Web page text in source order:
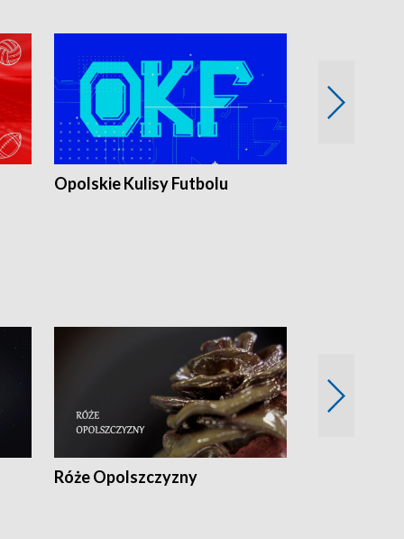
Opolskie Kulisy Futbolu
Róże Opolszczyzny